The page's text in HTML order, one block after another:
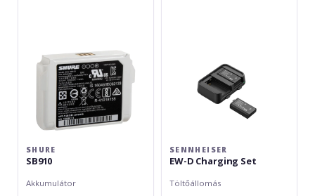
SHURE
SB910
Akkumulátor
SENNHEISER
EW-D Charging Set
Töltőállomás